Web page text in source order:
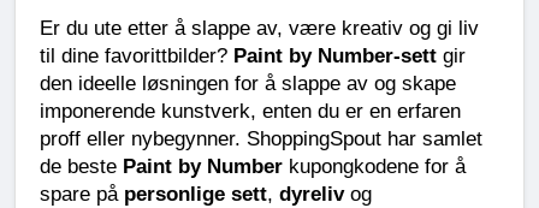
Er du ute etter å slappe av, være kreativ og gi liv
til dine favorittbilder? Paint by Number-sett gir
den ideelle løsningen for å slappe av og skape
imponerende kunstverk, enten du er en erfaren
proff eller nybegynner. ShoppingSpout har samlet
de beste Paint by Number kupongkodene for å
spare på personlige sett, dyreliv og